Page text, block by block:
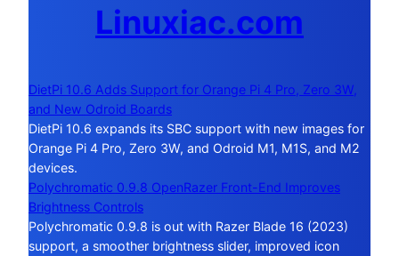
Linuxiac.com
DietPi 10.6 Adds Support for Orange Pi 4 Pro, Zero 3W,
and New Odroid Boards
DietPi 10.6 expands its SBC support with new images for
Orange Pi 4 Pro, Zero 3W, and Odroid M1, M1S, and M2
devices.
Polychromatic 0.9.8 OpenRazer Front-End Improves
Brightness Controls
Polychromatic 0.9.8 is out with Razer Blade 16 (2023)
support, a smoother brightness slider, improved icon